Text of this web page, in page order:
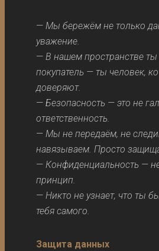
—Мы бережём не только
уважение.
—В нашем пространстве ты
покупатель — ты человек,
доверяют.
—Безопасность — это не
ответственность.
—Мы не передаём, не
навязываем. Просто
—Конфиденциальность —
принцип.
—Никто не узнает, что ты
тебя самого.
Защита данных